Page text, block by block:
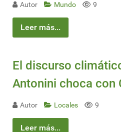
Autor Mundo 9
Leer más...
El discurso
Antonini choca con
Autor Locales 9
Leer más...